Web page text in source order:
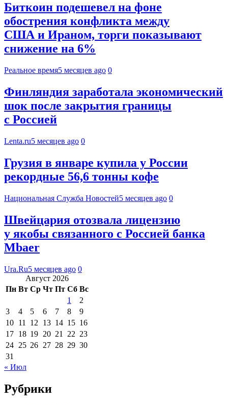
Биткоин подешевел на фоне
обострения конфликта между
США и Ираном, торги показывают
снижение на 6%
Реальное время5 месяцев ago 0
Финляндия заработала экономический
шок после закрытия границы
с Россией
Lenta.ru5 месяцев ago 0
Грузия в январе купила у России
рекордные 56,6 тонны кофе
Национальная Служба Новостей5 месяцев ago 0
Швейцария отозвала лицензию
у якобы связанного с Россией банка
Mbaer
Ura.Ru5 месяцев ago 0
Август 2026
Пн Вт Ср Чт Пт Сб Вс
1
2
3
4 5 6 7 8
9
10 11 12 13 14 15 16
17 18 19 20 21 22 23
24 25 26 27 28 29 30
31
« Июл
Рубрики